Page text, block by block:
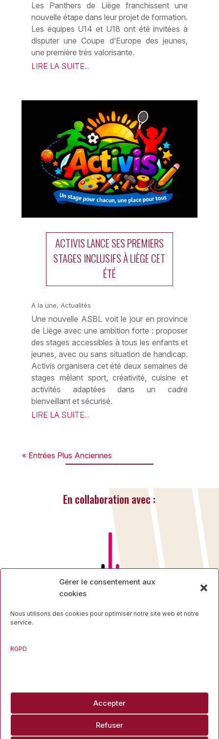
Gérer le consentement aux
cookies
Nous utilisons des cookies pour optimiser notre site web et notre
service.
RGPD
Accepter
Refuser
Les Panthers de Liège franchissent une
nouvelle étape dans leur projet de formation.
Les équipes U14 et U18 ont été invitées à
disputer une Coupe d’Europe des jeunes,
une première très valorisante.
LIRE LA SUITE...
ACTIVIS LANCE SES PREMIERS
STAGES INCLUSIFS À LIÈGE CET
ÉTÉ
A la une, Actualités
Une nouvelle ASBL voit le jour en province
de Liège avec une ambition forte : proposer
des stages accessibles à tous les enfants et
jeunes, avec ou sans situation de handicap.
Activis organisera cet été deux semaines de
stages mêlant sport, créativité, cuisine et
activités adaptées dans un cadre
bienveillant et sécurisé.
LIRE LA SUITE...
« Entrées Plus Anciennes
En collaboration avec :